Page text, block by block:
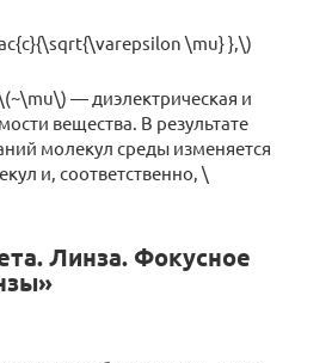
\mu} },\)
— диэлектрическая и
вещества. В результате
молекул среды изменяется
и, соответственно, \
Линза. Фокусное